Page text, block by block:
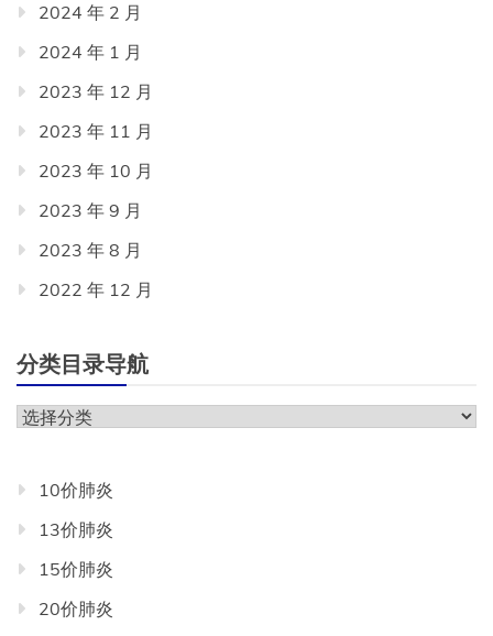
2024 年 2 月
2024 年 1 月
2023 年 12 月
2023 年 11 月
2023 年 10 月
2023 年 9 月
2023 年 8 月
2022 年 12 月
分类目录导航
分
导
航
10价肺炎
13价肺炎
15价肺炎
20价肺炎